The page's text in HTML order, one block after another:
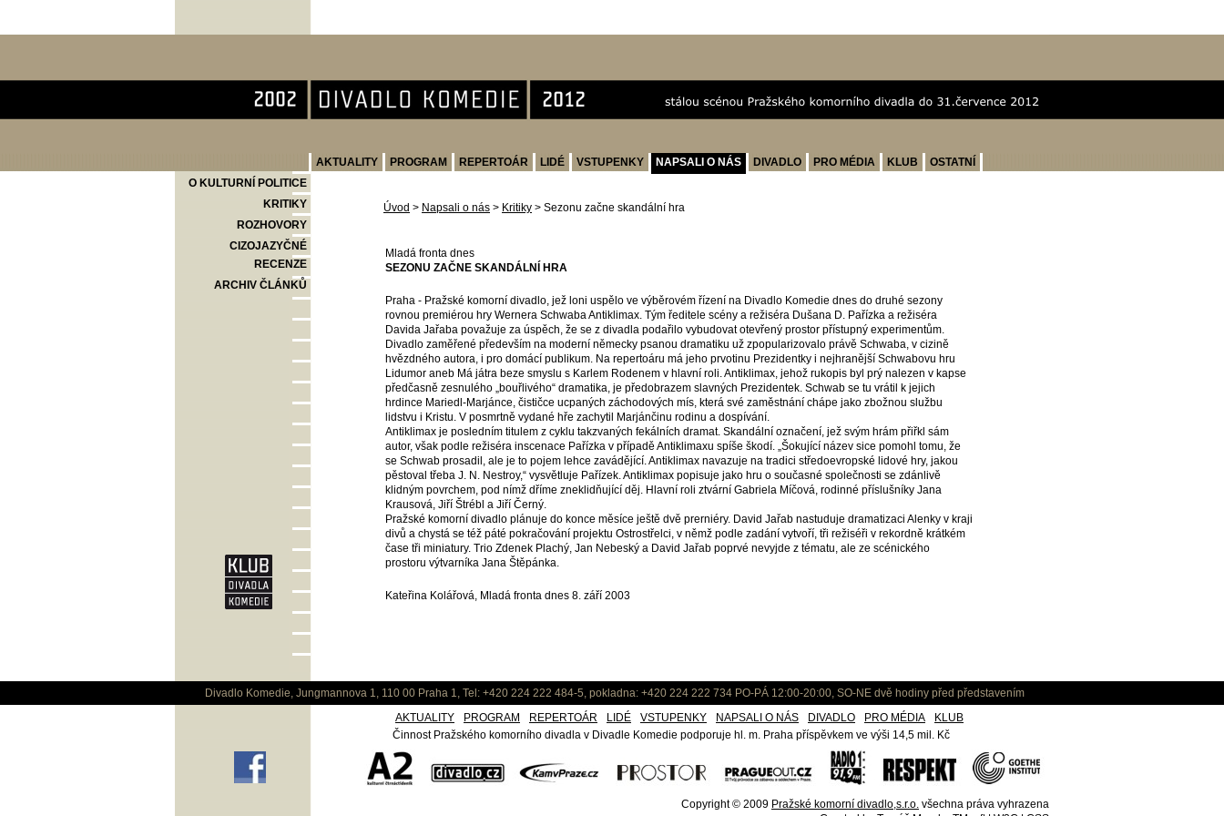
AKTUALITY PROGRAM REPERTOÁR LIDÉ VSTUPENKY NAPSALI O NÁS DIVADLO PRO MÉDIA KLUB
OSTATNÍ
O KULTURNÍ POLITICE
KRITIKY
ROZHOVORY
CIZOJAZYČNÉ
RECENZE
ARCHIV ČLÁNKŮ
Úvod > Napsali o nás > Kritiky > Sezonu začne skandální hra
Mladá fronta dnes
SEZONU ZAČNE SKANDÁLNÍ HRA
Praha - Pražské komorní divadlo, jež loni uspělo ve výběrovém řízení na Divadlo Komedie dnes do druhé sezony
rovnou premiérou hry Wernera Schwaba Antiklimax. Tým ředitele scény a režiséra Dušana D. Pařízka a režiséra
Davida Jařaba považuje za úspěch, že se z divadla podařilo vybudovat otevřený prostor přístupný experimentům.
Divadlo zaměřené především na moderní německy psanou dramatiku už zpopularizovalo právě Schwaba, v cizině
hvězdného autora, i pro domácí publikum. Na repertoáru má jeho prvotinu Prezidentky i nejhranější Schwabovu hru
Lidumor aneb Má játra beze smyslu s Karlem Rodenem v hlavní roli. Antiklimax, jehož rukopis byl prý nalezen v kapse
předčasně zesnulého „bouřlivého“ dramatika, je předobrazem slavných Prezidentek. Schwab se tu vrátil k jejich
hrdince Mariedl-Marjánce, čističce ucpaných záchodových mís, která své zaměstnání chápe jako zbožnou službu
lidstvu i Kristu. V posmrtně vydané hře zachytil Marjánčinu rodinu a dospívání.
Antiklimax je posledním titulem z cyklu takzvaných fekálních dramat. Skandální označení, jež svým hrám přiřkl sám
autor, však podle režiséra inscenace Pařízka v případě Antiklimaxu spíše škodí. „Šokující název sice pomohl tomu, že
se Schwab prosadil, ale je to pojem lehce zavádějící. Antiklimax navazuje na tradici středoevropské lidové hry, jakou
pěstoval třeba J. N. Nestroy,“ vysvětluje Pařízek. Antiklimax popisuje jako hru o současné společnosti se zdánlivě
klidným povrchem, pod nímž dříme zneklidňující děj. Hlavní roli ztvární Gabriela Míčová, rodinné příslušníky Jana
Krausová, Jiří Štrébl a Jiří Černý.
Pražské komorní divadlo plánuje do konce měsíce ještě dvě prerniéry. David Jařab nastuduje dramatizaci Alenky v kraji
divů a chystá se též páté pokračování projektu Ostrostřelci, v němž podle zadání vytvoří, tři režiséři v rekordně krátkém
čase tři miniatury. Trio Zdenek Plachý, Jan Nebeský a David Jařab poprvé nevyjde z tématu, ale ze scénického
prostoru výtvarníka Jana Štěpánka.
Kateřina Kolářová, Mladá fronta dnes 8. září 2003
Divadlo Komedie, Jungmannova 1, 110 00 Praha 1, Tel: +420 224 222 484-5, pokladna: +420 224 222 734 PO-PÁ 12:00-20:00, SO-NE dvě hodiny před představením
AKTUALITY
PROGRAM REPERTOÁR LIDÉ VSTUPENKY NAPSALI O NÁS DIVADLO PRO MÉDIA
KLUB
Činnost Pražského komorního divadla v Divadle Komedie podporuje hl. m. Praha příspěvkem ve výši 14,5 mil. Kč
Copyright © 2009 Pražské komorní divadlo,s.r.o. všechna práva vyhrazena